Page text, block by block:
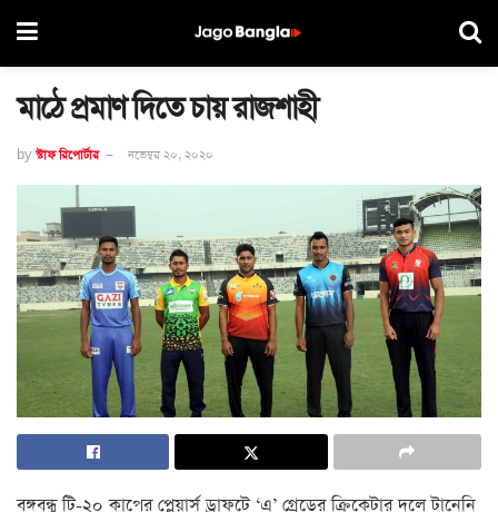
মাঠে প্রমাণ দিতে চায় রাজশাহী
by স্টাফ রিপোর্টার নভেম্বর ২০, ২০২০
বঙ্গবন্ধু টি-২০ কাপের প্লেয়ার্স ড্রাফটে ‘এ’ গ্রেডের ক্রিকেটার দলে টানেনি